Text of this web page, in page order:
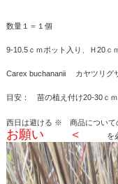
数量１＝１個
9-10.5ｃｍポット入り、Ｈ20ｃ
Carex buchananii カヤツリ
目安： 苗の植え付け20-30ｃ
西日は避ける ※ 商品につい
お願い ＜
を